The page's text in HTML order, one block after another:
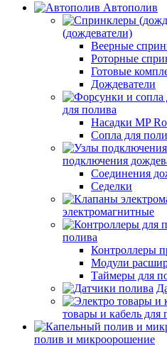
Автополив
(дождеватели)
Веерные
Роторные
Готовые
Дождеватели
для полива
Насадки MP
Сопла для
подключения
Соединения
Седелки
электромагнитные
полива
Контроллеры
Модули
Таймеры для
товары и кабель для
полив и микроорошение